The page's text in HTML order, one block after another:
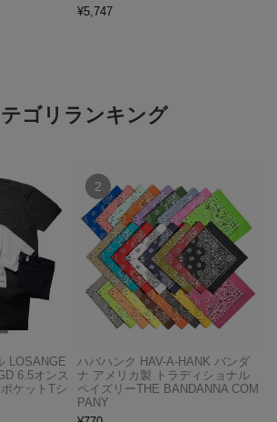
¥5,747
ゴリランキング
LOSANGE
6.5オンス
ケットTシ
ハバハンク HAV-A-HANK バンダ
ナ アメリカ製 トラディショナル
ペイズリーTHE BANDANNA COM
PANY